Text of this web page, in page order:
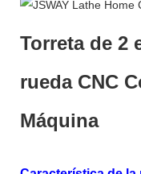
Torreta de 2
rueda CNC
Máquina